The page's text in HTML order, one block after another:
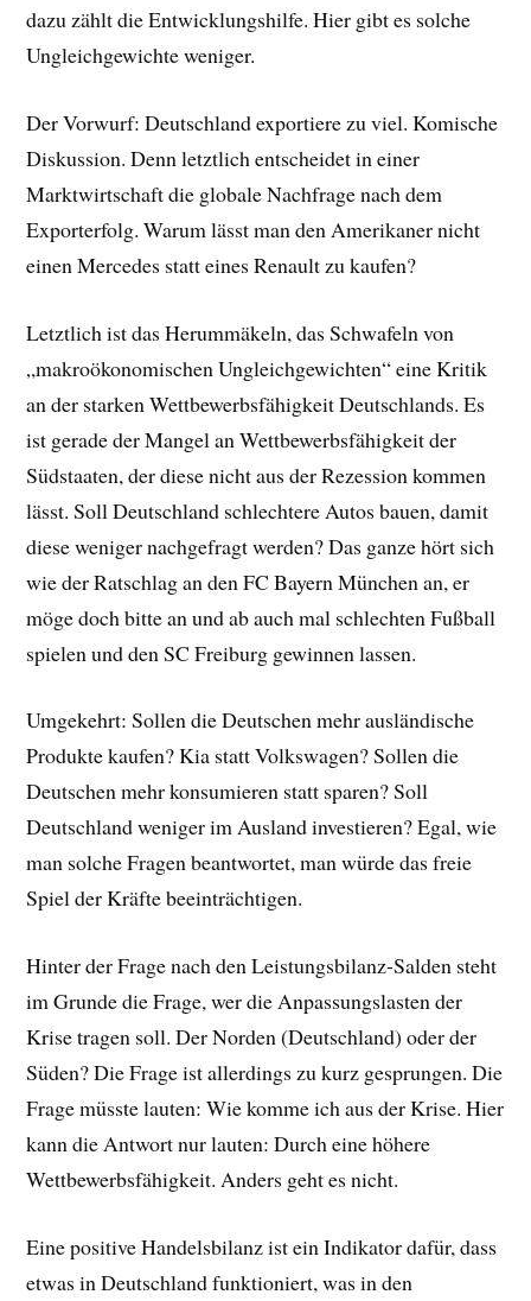
dazu zählt die Entwicklungshilfe. Hier gibt es solche
Ungleichgewichte weniger.
Der Vorwurf: Deutschland exportiere zu viel. Komische
Diskussion. Denn letztlich entscheidet in einer
Marktwirtschaft die globale Nachfrage nach dem
Exporterfolg. Warum lässt man den Amerikaner nicht
einen Mercedes statt eines Renault zu kaufen?
Letztlich ist das Herummäkeln, das Schwafeln von
„makroökonomischen Ungleichgewichten“ eine Kritik
an der starken Wettbewerbsfähigkeit Deutschlands. Es
ist gerade der Mangel an Wettbewerbsfähigkeit der
Südstaaten, der diese nicht aus der Rezession kommen
lässt. Soll Deutschland schlechtere Autos bauen, damit
diese weniger nachgefragt werden? Das ganze hört sich
wie der Ratschlag an den FC Bayern München an, er
möge doch bitte an und ab auch mal schlechten Fußball
spielen und den SC Freiburg gewinnen lassen.
Umgekehrt: Sollen die Deutschen mehr ausländische
Produkte kaufen? Kia statt Volkswagen? Sollen die
Deutschen mehr konsumieren statt sparen? Soll
Deutschland weniger im Ausland investieren? Egal, wie
man solche Fragen beantwortet, man würde das freie
Spiel der Kräfte beeinträchtigen.
Hinter der Frage nach den Leistungsbilanz-Salden steht
im Grunde die Frage, wer die Anpassungslasten der
Krise tragen soll. Der Norden (Deutschland) oder der
Süden? Die Frage ist allerdings zu kurz gesprungen. Die
Frage müsste lauten: Wie komme ich aus der Krise. Hier
kann die Antwort nur lauten: Durch eine höhere
Wettbewerbsfähigkeit. Anders geht es nicht.
Eine positive Handelsbilanz ist ein Indikator dafür, dass
etwas in Deutschland funktioniert, was in den